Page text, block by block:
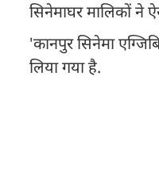
सिनेमाघर मालिकों ने
'कानपुर सिनेमा
लिया गया है.